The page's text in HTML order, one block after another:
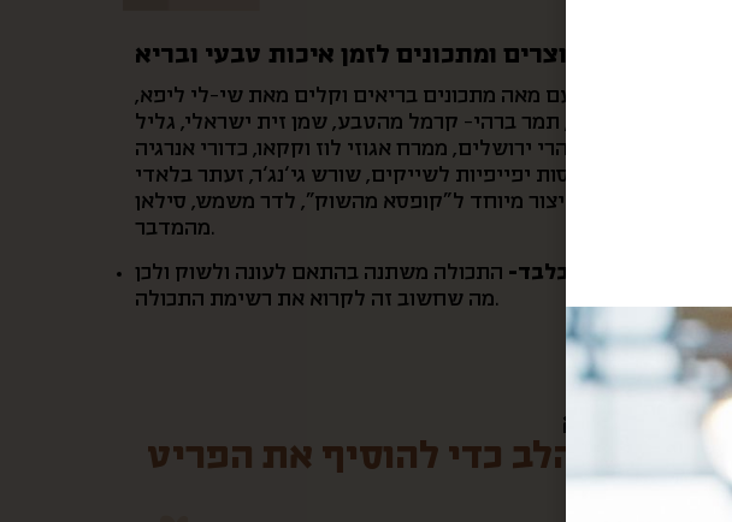
המון מוצרים ומתכונים לזמן איכות טבעי ובריא
הספר 100% טבעי עם מאה מתכונים בריאים וקלים מאת שי-לי ליפא,
לחם מחמצת דגנים, תמר ברהי- קרמל מהטבע, שמן זית ישראלי, גליל
תה צמחים מהרי ירושלים, ממרח אגוזי לוז וקקאו, כדורי אנרגיה
היסטריים, זוג כוסות יפייפיות לשייקים, שורש גי’נג’ר, זעתר בלאדי
מיובש, טחינה בייצור מיוחד ל”קופסא מהשוק”, לדר משמש, סילאן
התמונה להמחשה בלבד- התכולה משתנה בהתאם לעונה ולשוק ולכן
לחצו על הלב כדי להוסיף את הפריט